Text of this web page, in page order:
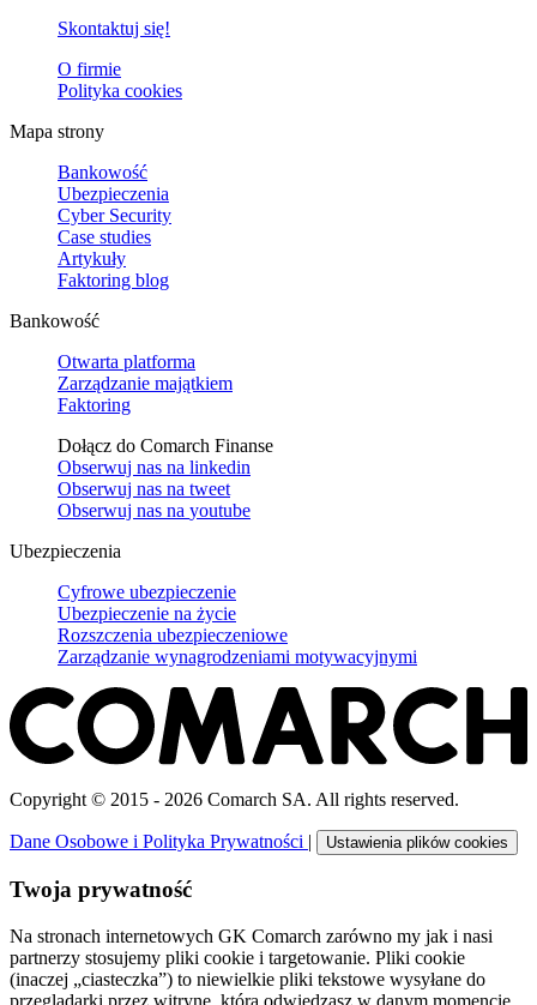
Skontaktuj się!
O firmie
Polityka cookies
Mapa strony
Bankowość
Ubezpieczenia
Cyber Security
Case studies
Artykuły
Faktoring blog
Bankowość
Otwarta platforma
Zarządzanie majątkiem
Faktoring
Dołącz do Comarch Finanse
Obserwuj nas na linkedin
Obserwuj nas na tweet
Obserwuj nas na youtube
Ubezpieczenia
Cyfrowe ubezpieczenie
Ubezpieczenie na życie
Rozszczenia ubezpieczeniowe
Zarządzanie wynagrodzeniami motywacyjnymi
Copyright © 2015 - 2026 Comarch SA. All rights reserved.
Dane Osobowe i Polityka Prywatności | Ustawienia plików cookies
Twoja prywatność
Na stronach internetowych GK Comarch zarówno my jak i nasi
partnerzy stosujemy pliki cookie i targetowanie. Pliki cookie
(inaczej „ciasteczka”) to niewielkie pliki tekstowe wysyłane do